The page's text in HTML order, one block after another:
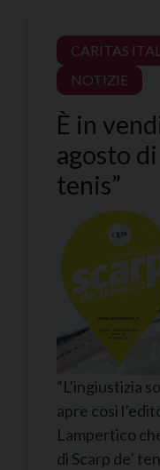
CARITAS
NOTIZIE
È in
agosto di
tenis”
“L’ingiustizia
apre così
Lampertico
di Scarp de’